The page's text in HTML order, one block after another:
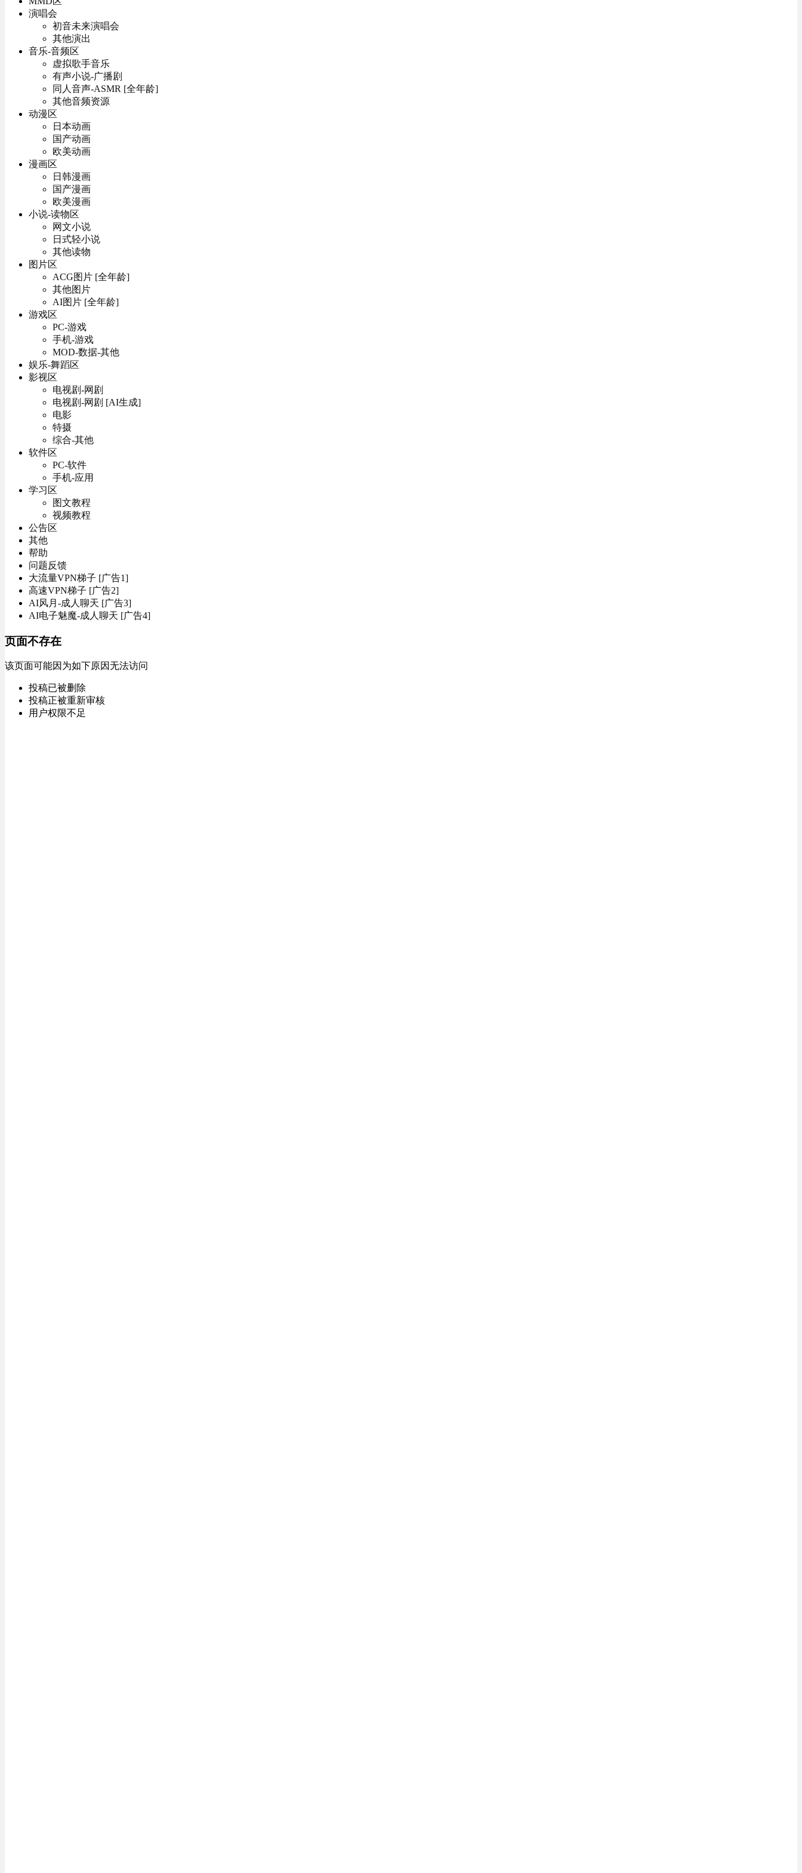
演唱会
初音未来演唱会
其他演出
音乐-音频区
虚拟歌手音乐
有声小说-广播剧
同人音声-ASMR [全年龄]
其他音频资源
动漫区
日本动画
国产动画
欧美动画
漫画区
日韩漫画
国产漫画
欧美漫画
小说-读物区
网文小说
日式轻小说
其他读物
图片区
ACG图片 [全年龄]
其他图片
AI图片 [全年龄]
游戏区
PC-游戏
手机-游戏
MOD-数据-其他
娱乐-舞蹈区
影视区
电视剧-网剧
电视剧-网剧 [AI生成]
电影
特摄
综合-其他
软件区
PC-软件
手机-应用
学习区
图文教程
视频教程
公告区
其他
帮助
问题反馈
大流量VPN梯子 [广告1]
高速VPN梯子 [广告2]
AI风月-成人聊天 [广告3]
AI电子魅魔-成人聊天 [广告4]
页面不存在
该页面可能因为如下原因无法访问
投稿已被删除
投稿正被重新审核
用户权限不足